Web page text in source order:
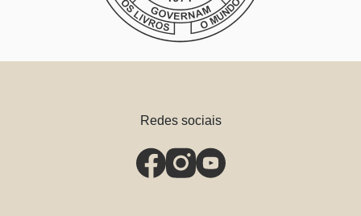
Redes sociais